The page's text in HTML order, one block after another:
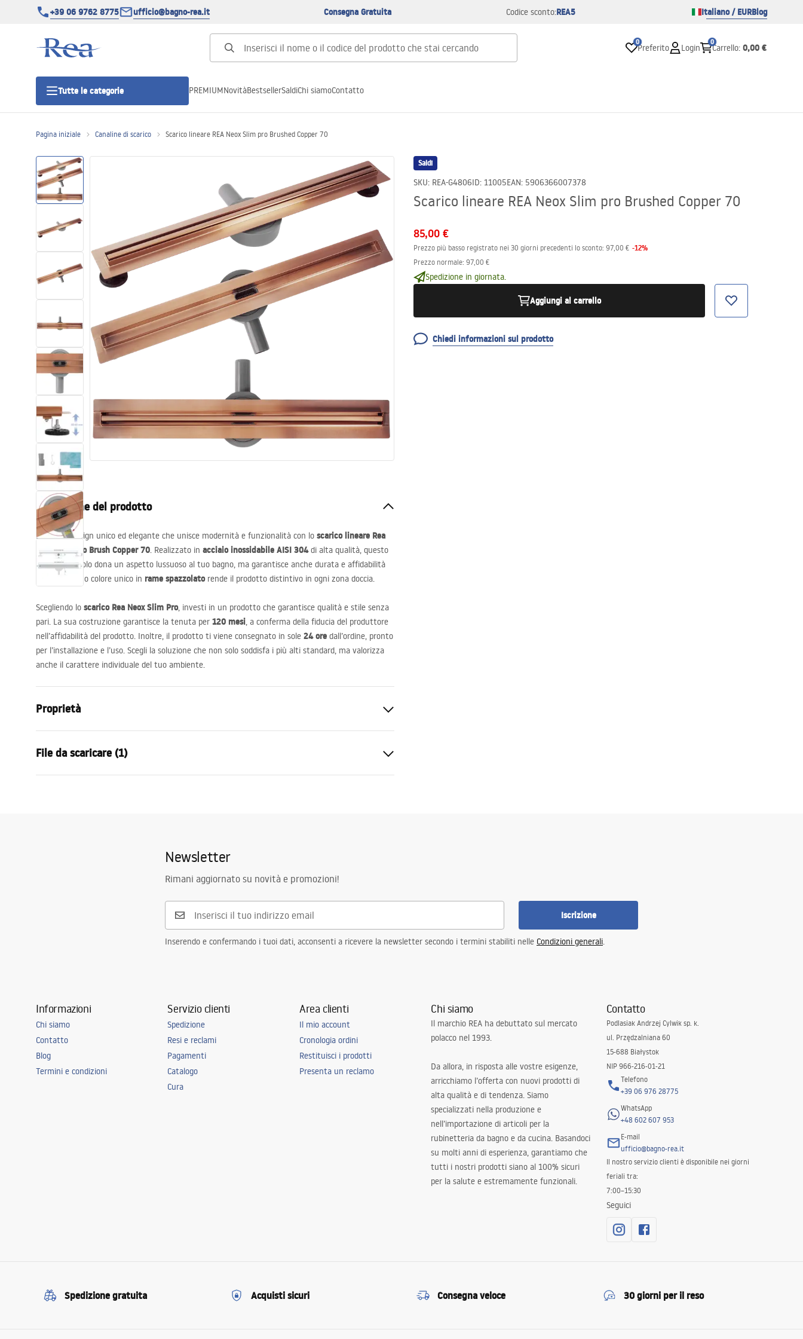
+39 06 9762 8775 ufficio@bagno-rea.it Consegna Gratuita Codice sconto:REA5 Italiano / EURBlog
0
Preferito Login
0
Carrello: 0,00 €
Tutte le categorie
Porte doccia
Canaline di scarico
Set di vaso WC e bidet
Vasche da bagno e schermi vasca
Set doccia
Cucina
PREMIUMNovitàBestsellerSaldiChi siamoContatto
Pagina iniziale Canaline di scarico Scarico lineare REA Neox Slim pro Brushed Copper 70
Saldi
SKU: REA-G4806ID: 11005EAN: 5906366007378
Scarico lineare REA Neox Slim pro Brushed Copper 70
85,00 €
Prezzo più basso registrato nei 30 giorni precedenti lo sconto: 97,00 € -12%
Prezzo normale: 97,00 €
Spedizione in giornata.
Aggiungi al carrello
Chiedi informazioni sul prodotto
Descrizione del prodotto
Scopri un design unico ed elegante che unisce modernità e funzionalità con lo scarico lineare Rea
Neox Slim Pro Brush Copper 70. Realizzato in acciaio inossidabile AISI 304di alta qualità, questo
scarico non solo dona un aspetto lussuoso al tuo bagno, ma garantisce anche durata e affidabilità
per anni. Il suo colore unico in rame spazzolatorende il prodotto distintivo in ogni zona doccia.
Scegliendo lo scarico Rea Neox Slim Pro, investi in un prodotto che garantisce qualità e stile senza
pari. La sua costruzione garantisce la tenuta per 120 mesi, a conferma della fiducia del produttore
nell’affidabilità del prodotto. Inoltre, il prodotto ti viene consegnato in sole 24 ore dall’ordine, pronto
per l’installazione e l’uso. Scegli la soluzione che non solo soddisfa i più alti standard, ma valorizza
anche il carattere individuale del tuo ambiente.
Proprietà
Tipo di sifone
Lunghezza scarico (cm)
70
0,45 l/s
Nano Flex
File da scaricare (1)
Newsletter
Rimani aggiornato su novità e promozioni!
Iscrizione
Inserendo e confermando i tuoi dati, acconsenti a ricevere la newsletter secondo i termini stabiliti nelle Condizioni generali.
Informazioni
Chi siamo
Contatto
Blog
Termini e condizioni
Servizio clienti
Spedizione
Resi e reclami
Pagamenti
Catalogo
Cura
Area clienti
Il mio account
Cronologia ordini
Restituisci i prodotti
Presenta un reclamo
Chi siamo
Il marchio REA ha debuttato sul mercato
polacco nel 1993.
Da allora, in risposta alle vostre esigenze,
arricchiamo l’offerta con nuovi prodotti di
alta qualità e di tendenza. Siamo
specializzati nella produzione e
nell’importazione di articoli per la
rubinetteria da bagno e da cucina. Basandoci
su molti anni di esperienza, garantiamo che
tutti i nostri prodotti siano al 100% sicuri
per la salute e estremamente funzionali.
Contatto
Podlasiak Andrzej Cylwik sp. k.
ul. Przędzalniana 60
15-688 Białystok
NIP 966-216-01-21
Telefono
+39 06 976 28775
WhatsApp
+48 602 607 953
E-mail
ufficio@bagno-rea.it
Il nostro servizio clienti è disponibile nei giorni
feriali tra:
7:00–15:30
Seguici
Spedizione gratuita Acquisti sicuri Consegna veloce 30 giorni per il reso